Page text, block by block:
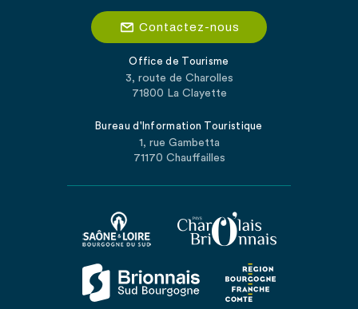
Contactez-nous
Office de Tourisme
3, route de Charolles
71800 La Clayette
Bureau d'Information Touristique
1, rue Gambetta
71170 Chauffailles